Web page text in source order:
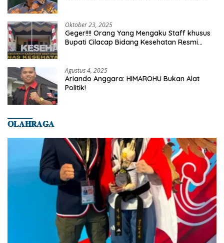
Oktober 23, 2025
Geger!!!! Orang Yang Mengaku Staff khusus
Bupati Cilacap Bidang Kesehatan Resmi
Agustus 4, 2025
Ariando Anggara: HIMAROHU Bukan Alat
Politik!
𝐎𝐋𝐀𝐇𝐑𝐀𝐆𝐀